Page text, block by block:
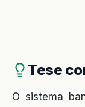
Tese
O sistema